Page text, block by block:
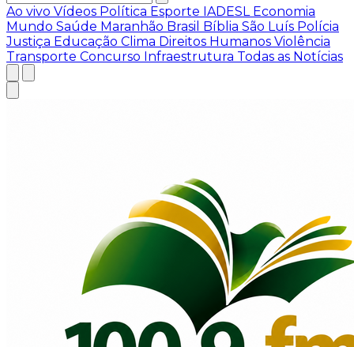
Ao vivo Vídeos Política Esporte IADESL Economia
Mundo Saúde Maranhão Brasil Bíblia São Luís Polícia
Justiça Educação Clima Direitos Humanos Violência
Transporte Concurso Infraestrutura Todas as Notícias